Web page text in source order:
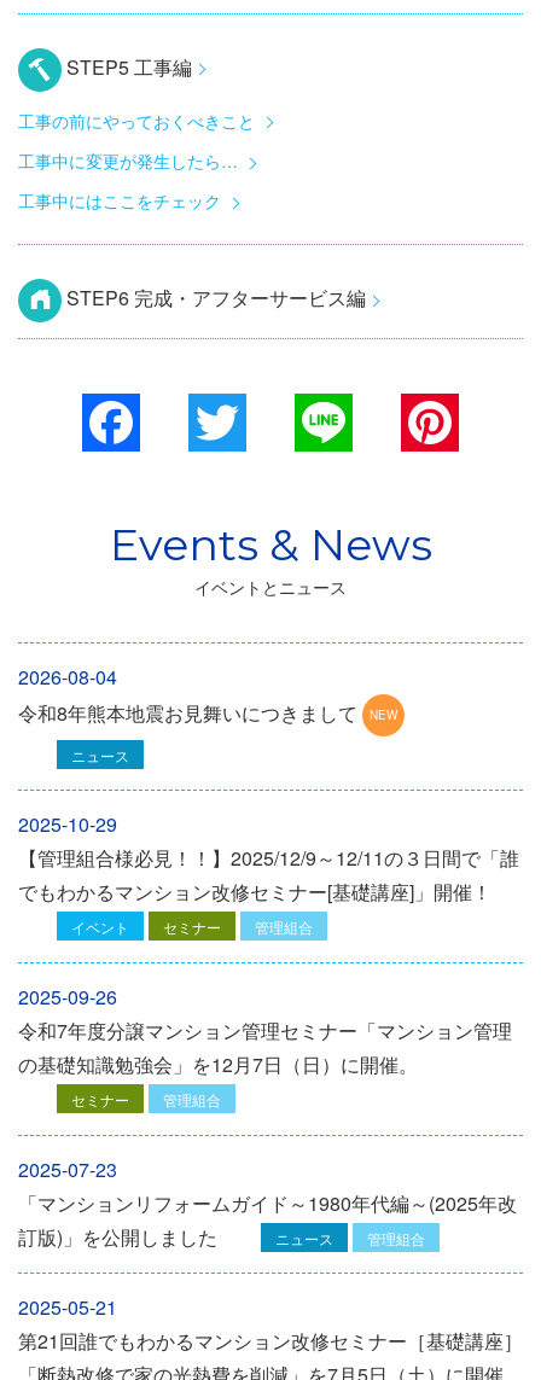
STEP5 工事編
工事の前にやっておくべきこと
工事中に変更が発生したら…
工事中にはここをチェック
STEP6 完成・アフターサービス編
Facebook
イベントとニュース
2026-08-04
令和8年熊本地震お見舞いにつきまして
ニュース
2025-10-29
【管理組合様必見！！】2025/12/9～12/11の３日間で「誰
でもわかるマンション改修セミナー[基礎講座]」開催！
イベント セミナー 管理組合
2025-09-26
令和7年度分譲マンション管理セミナー「マンション管理
の基礎知識勉強会」を12⽉7⽇（⽇）に開催。
セミナー 管理組合
2025-07-23
「マンションリフォームガイド～1980年代編～(2025年改
訂版)」を公開しました
ニュース 管理組合
2025-05-21
第21回誰でもわかるマンション改修セミナー［基礎講座］